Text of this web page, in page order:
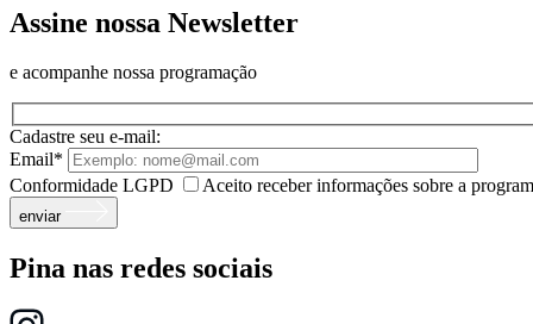
Assine nossa Newsletter
e acompanhe nossa programação
Cadastre seu e-mail:
Email*
Conformidade LGPD
Aceito receber informações sobre a
enviar
Pina nas redes sociais